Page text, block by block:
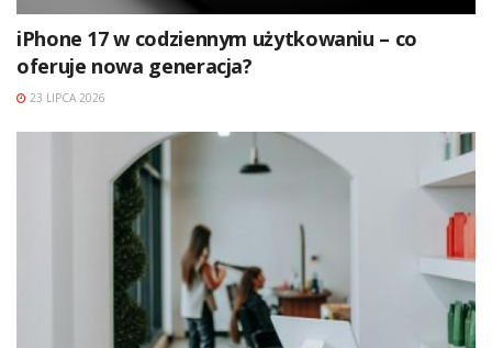
iPhone 17 w codziennym użytkowaniu – co
oferuje nowa generacja?
23 LIPCA 2026